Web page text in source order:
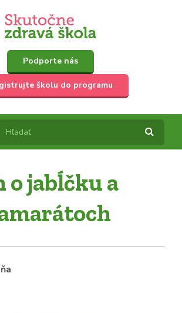
Podporte nás
školu do programu
o jabĺčku a